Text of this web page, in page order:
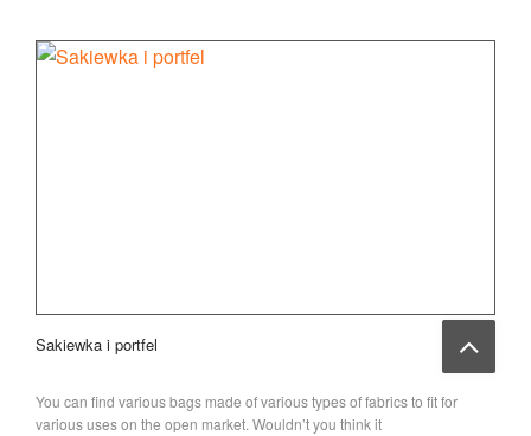
Sakiewka i portfel
You can find various bags made of various types of fabrics to fit for
various uses on the open market. Wouldn’t you think it